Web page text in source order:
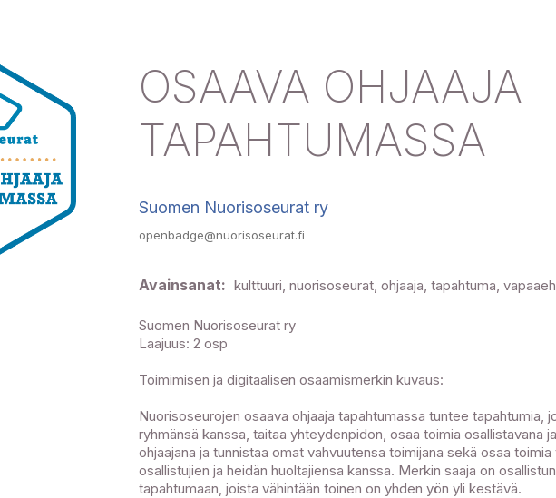
OSAAVA OHJAAJA
TAPAHTUMASSA
Suomen Nuorisoseurat ry
openbadge@nuorisoseurat.fi
Avainsanat: kulttuuri, nuorisoseurat, ohjaaja, tapahtuma,
Suomen Nuorisoseurat ry
Laajuus: 2 osp
Toimimisen ja digitaalisen osaamismerkin kuvaus:
Nuorisoseurojen osaava ohjaaja tapahtumassa tuntee tapahtumia,
ryhmänsä kanssa, taitaa yhteydenpidon, osaa toimia osallistavana
ohjaajana ja tunnistaa omat vahvuutensa toimijana sekä osaa
osallistujien ja heidän huoltajiensa kanssa. Merkin saaja on
tapahtumaan, joista vähintään toinen on yhden yön yli kestävä.